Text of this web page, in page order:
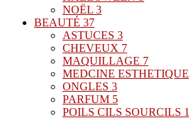
NOËL 3
BEAUTÉ 37
ASTUCES 3
CHEVEUX 7
MAQUILLAGE 7
MEDCINE ESTHETIQUE
ONGLES 3
PARFUM 5
POILS CILS SOURCILS 1